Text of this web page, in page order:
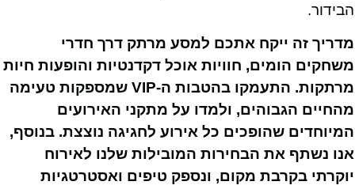
הבידור.
מדריך זה ייקח אתכם למסע מרתק דרך חדרי
משחקים הומים, חוויות אוכל דקדנטיות והופעות חיות
מרתקות. התעמקו בהטבות ה-VIP שמספקות טעימה
מהחיים הגבוהים, ולמדו על מתקני האירועים
המיוחדים שהופכים כל אירוע לחגיגה נוצצת. בנוסף,
אנו נשתף את הבחירות המובילות שלנו לאירוח
יוקרתי בקרבת מקום, ונספק טיפים ואסטרטגיות